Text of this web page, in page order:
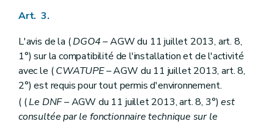
Art. 3.
L'avis de la (DGO4– AGW du 11 juillet 2013, art. 8,
1°) sur la compatibilité de l'installation et de l'activité
avec le (CWATUPE– AGW du 11 juillet 2013, art. 8,
2°) est requis pour tout permis d'environnement.
( (Le DNF– AGW du 11 juillet 2013, art. 8, 3°)est
consultée par le fonctionnaire technique sur le